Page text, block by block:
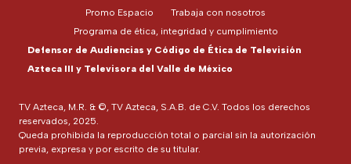
TV Azteca, M.R. & ©, TV Azteca, S.A.B. de C.V. Todos los derechos
reservados, 2025.
Queda prohibida la reproducción total o parcial sin la autorización
previa, expresa y por escrito de su titular.
Promo Espacio
Trabaja con nosotros
Programa de ética, integridad y cumplimiento
Defensor de Audiencias y Código de Ética de Televisión
Azteca III y Televisora del Valle de México